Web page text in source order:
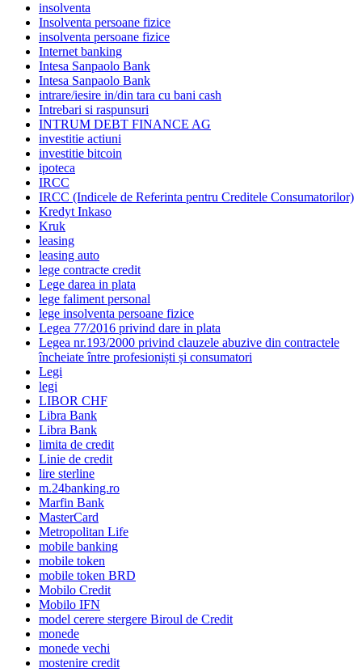
insolventa
Insolventa persoane fizice
insolventa persoane fizice
Internet banking
Intesa Sanpaolo Bank
Intesa Sanpaolo Bank
intrare/iesire in/din tara cu bani cash
Intrebari si raspunsuri
INTRUM DEBT FINANCE AG
investitie actiuni
investitie bitcoin
ipoteca
IRCC
IRCC (Indicele de Referinta pentru Creditele Consumatorilor)
Kredyt Inkaso
Kruk
leasing
leasing auto
lege contracte credit
Lege darea in plata
lege faliment personal
lege insolventa persoane fizice
Legea 77/2016 privind dare in plata
Legea nr.193/2000 privind clauzele abuzive din contractele
încheiate între profesioniști și consumatori
Legi
legi
LIBOR CHF
Libra Bank
Libra Bank
limita de credit
Linie de credit
lire sterline
m.24banking.ro
Marfin Bank
MasterCard
Metropolitan Life
mobile banking
mobile token
mobile token BRD
Mobilo Credit
Mobilo IFN
model cerere stergere Biroul de Credit
monede
monede vechi
mostenire credit